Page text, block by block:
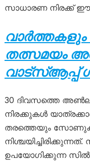
സാധാരണ നിരക്ക്
വാർത്തകളും
തത്സമയം
വാട്സ്ആപ്പ്
30 ദിവസത്തെ
നിരക്കുകൾ
തരത്തെയും
ഉപയോഗിക്കുന്ന